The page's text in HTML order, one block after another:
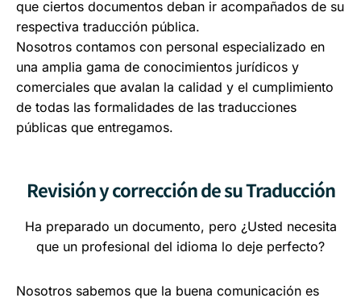
que ciertos documentos deban ir acompañados de su
respectiva traducción pública.
Nosotros contamos con personal especializado en
una amplia gama de conocimientos jurídicos y
comerciales que avalan la calidad y el cumplimiento
de todas las formalidades de las traducciones
públicas que entregamos.
Revisión y corrección de su Traducción
Ha preparado un documento, pero ¿Usted necesita
que un profesional del idioma lo deje perfecto?
Nosotros sabemos que la buena comunicación es